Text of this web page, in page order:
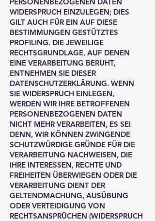
WIDERSPRUCH EINZULEGEN; DIES
GILT AUCH FÜR EIN AUF DIESE
BESTIMMUNGEN GESTÜTZTES
PROFILING. DIE JEWEILIGE
RECHTSGRUNDLAGE, AUF DENEN
EINE VERARBEITUNG BERUHT,
ENTNEHMEN SIE DIESER
DATENSCHUTZERKLÄRUNG. WENN
SIE WIDERSPRUCH EINLEGEN,
WERDEN WIR IHRE BETROFFENEN
PERSONENBEZOGENEN DATEN
NICHT MEHR VERARBEITEN, ES SEI
DENN, WIR KÖNNEN ZWINGENDE
SCHUTZWÜRDIGE GRÜNDE FÜR DIE
VERARBEITUNG NACHWEISEN, DIE
IHRE INTERESSEN, RECHTE UND
FREIHEITEN ÜBERWIEGEN ODER DIE
VERARBEITUNG DIENT DER
GELTENDMACHUNG, AUSÜBUNG
ODER VERTEIDIGUNG VON
RECHTSANSPRÜCHEN (WIDERSPRUCH